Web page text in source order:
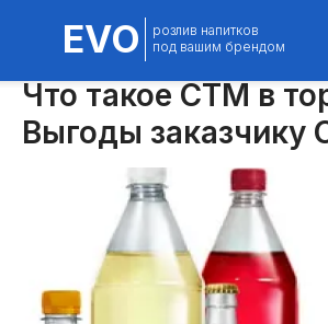
розлив напитков
под вашим брендом
EVO
Что такое СТМ в
Выгоды заказчику